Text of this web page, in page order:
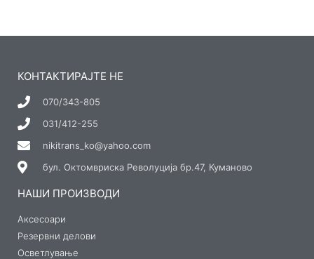
КОНТАКТИРАЈТЕ НЕ
070/343-805
031/412-255
nikitrans_ko@yahoo.com
бул. Октомвриска Револуција бр.47, Куманово
НАШИ ПРОИЗВОДИ
Аксесоари
Резервни делови
Осветлување